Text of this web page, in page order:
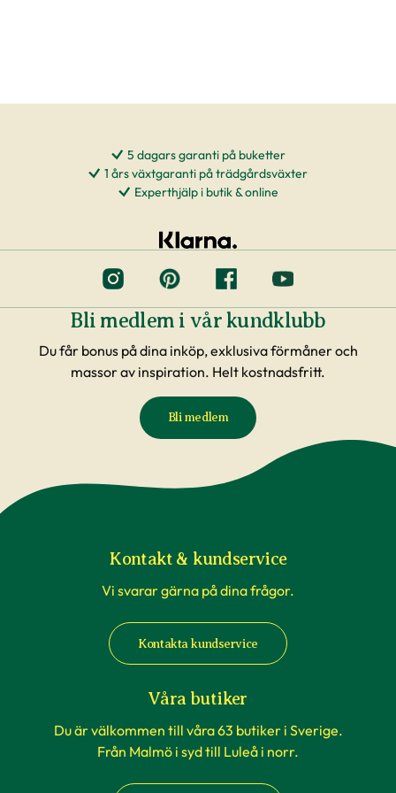
5 dagars garanti på buketter
1 års växtgaranti på trädgårdsväxter
Experthjälp i butik & online
Bli medlem i vår kundklubb
Du får bonus på dina inköp, exklusiva förmåner och
massor av inspiration. Helt kostnadsfritt.
Bli medlem
Kontakt & kundservice
Vi svarar gärna på dina frågor.
Kontakta kundservice
Våra butiker
Du är välkommen till våra 63 butiker i Sverige.
Från Malmö i syd till Luleå i norr.